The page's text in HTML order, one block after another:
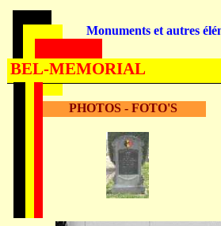
PHOTOS - FOTO'S
Monuments et autres
BEL-MEMORIAL